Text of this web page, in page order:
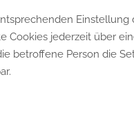
Cookies jederzeit über
betroffene Person die